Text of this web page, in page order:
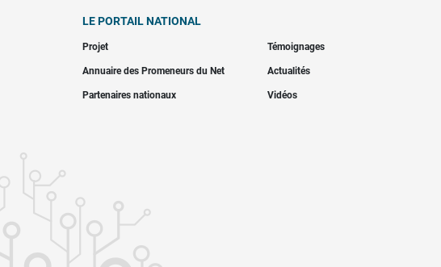
LE PORTAIL NATIONAL
Projet Témoignages
Annuaire des Promeneurs du Net Actualités
Partenaires nationaux Vidéos